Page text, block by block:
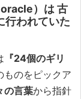
）は 古
行われていた
『24個のギリ
ものをピックア
の言葉から指針